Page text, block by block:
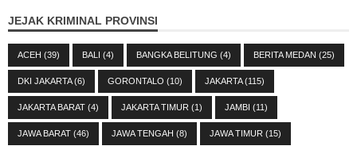
JEJAK KRIMINAL PROVINSI
ACEH (39) BALI (4) BANGKA BELITUNG (4) BERITA MEDAN (25)
DKI JAKARTA(6) GORONTALO (10) JAKARTA(115)
JAKARTA BARAT (4) JAKARTA TIMUR (1) JAMBI (11)
JAWA BARAT (46) JAWA TENGAH (8) JAWA TIMUR (15)